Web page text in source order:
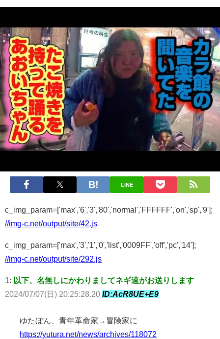
LINE
c_img_param=['max','6','3','80','normal','FFFFFF','on','sp','9'];
//img-c.net/output/site/42.js
c_img_param=['max','3','1','0','list','0009FF','off','pc','14'];
//img-c.net/output/site/292.js
1: 以下、名無しにかわりましてネギ速がお送りします
2024/07/07(日) 20:25:28.20 ID:AcR8UE+E9
ゆたぼん、青年革命家→冒険家に
https://yutura.net/news/archives/118072